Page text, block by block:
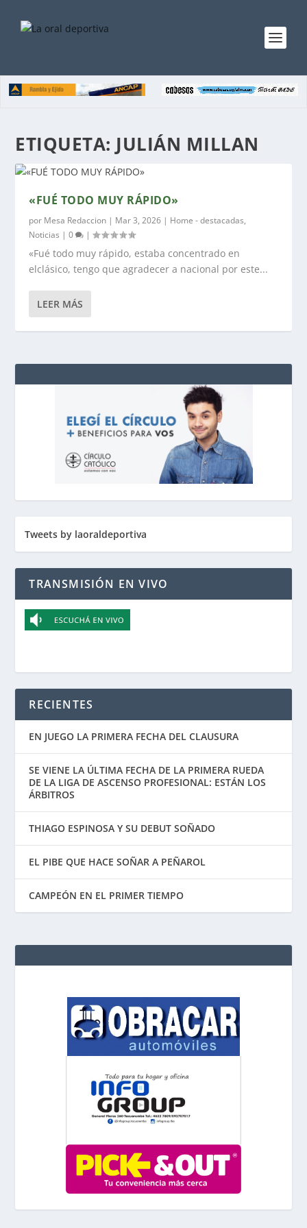
ETIQUETA: JULIÁN MILLAN
«FUÉ TODO MUY RÁPIDO»
por Mesa Redaccion | Mar 3, 2026 | Home - destacadas,
Noticias |0 |
«Fué todo muy rápido, estaba concentrado en
elclásico, tengo que agradecer a nacional por este...
LEER MÁS
Tweets by laoraldeportiva
TRANSMISIÓN EN VIVO
RECIENTES
EN JUEGO LA PRIMERA FECHA DEL CLAUSURA
SE VIENE LA ÚLTIMA FECHA DE LA PRIMERA RUEDA
DE LA LIGA DE ASCENSO PROFESIONAL: ESTÁN LOS
ÁRBITROS
THIAGO ESPINOSA Y SU DEBUT SOÑADO
EL PIBE QUE HACE SOÑAR A PEÑAROL
CAMPEÓN EN EL PRIMER TIEMPO